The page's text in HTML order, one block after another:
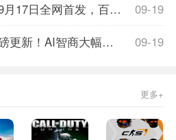
09-19
心剧情，首发限时15%off，准备好纸巾了吗？
09-19
，玩家体验飙升，战斗快感翻倍！
更多+